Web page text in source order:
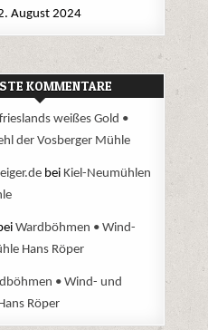
August 2024
KOMMENTARE
weißes Gold •
der Vosberger Mühle
bei Kiel-Neumühlen
Wardböhmen • Wind-
Hans Röper
• Wind- und
Röper